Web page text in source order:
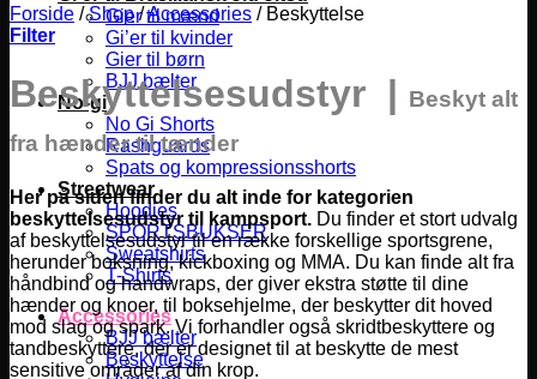
Gier til mænd
Gi’er til kvinder
Gier til børn
BJJ bælter
No-gi
No Gi Shorts
Rashguards
Spats og kompressionsshorts
Streetwear
Hoodies
SPORTSBUKSER
Sweatshirts
T-Shirts
Accessories
BJJ bælter
Beskyttelse
Forside / Shop /Accessories /Beskyttelse
Filter
Beskyttelsesudstyr | Beskyt alt
fra hænder til tænder
Her på siden finder du alt inde for kategorien
beskyttelsesudstyr til kampsport. Du finder et stort udvalg
af beskyttelsesudstyr til en række forskellige sportsgrene,
herunder boksning, kickboxing og MMA. Du kan finde alt fra
håndbind og handwraps, der giver ekstra støtte til dine
hænder og knoer, til boksehjelme, der beskytter dit hoved
mod slag og spark. Vi forhandler også skridtbeskyttere og
tandbeskyttere, der er designet til at beskytte de mest
sensitive områder af din krop.